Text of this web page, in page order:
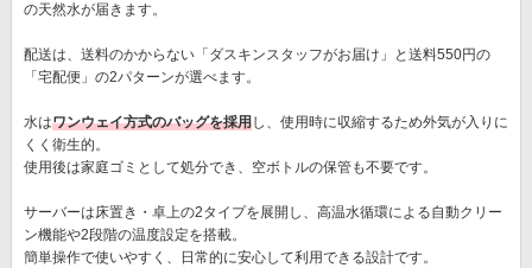
の天然水が届きます。
配送は、送料のかからない「ダスキンスタッフがお届け」と送料550円の
「宅配便」の2パターンが選べます。
水はワンウェイ方式のバッグを採用し、使用時に収縮するため外気が入りに
くく衛生的。
使用後は家庭ゴミとして処分でき、空ボトルの保管も不要です。
サーバーは床置き・卓上の2タイプを展開し、高温水循環による自動クリー
ン機能や2段階の温度設定を搭載。
簡単操作で使いやすく、日常的に安心して利用できる設計です。